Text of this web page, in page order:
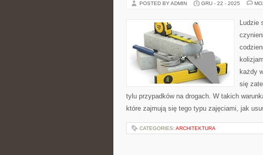
POSTED BY ADMIN GRU - 22 - 2025
Ludzie
każdy
się
tylu przypadków na drogach. W takich
które zajmują się tego typu zajęciami, jak
CATEGORIES: ARCHITEKTURA